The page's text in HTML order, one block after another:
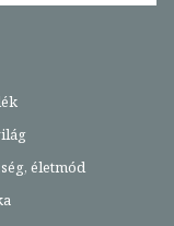
életmód